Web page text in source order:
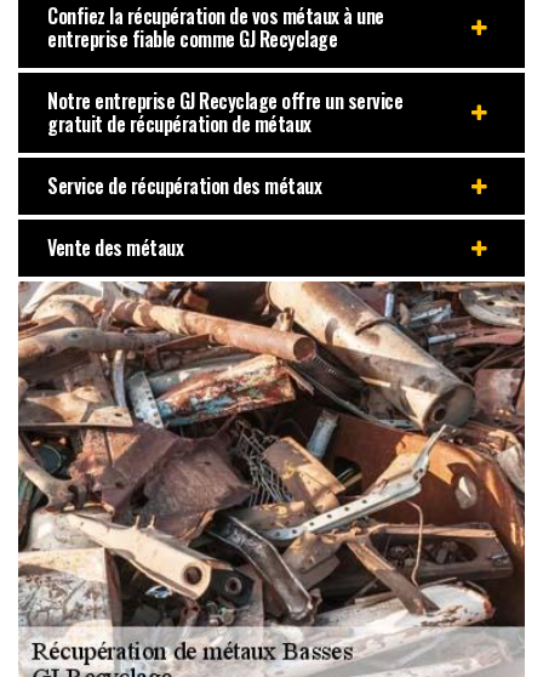
Confiez la récupération de vos métaux à une
entreprise fiable comme GJ Recyclage
Notre entreprise GJ Recyclage offre un service
gratuit de récupération de métaux
Service de récupération des métaux
Vente des métaux